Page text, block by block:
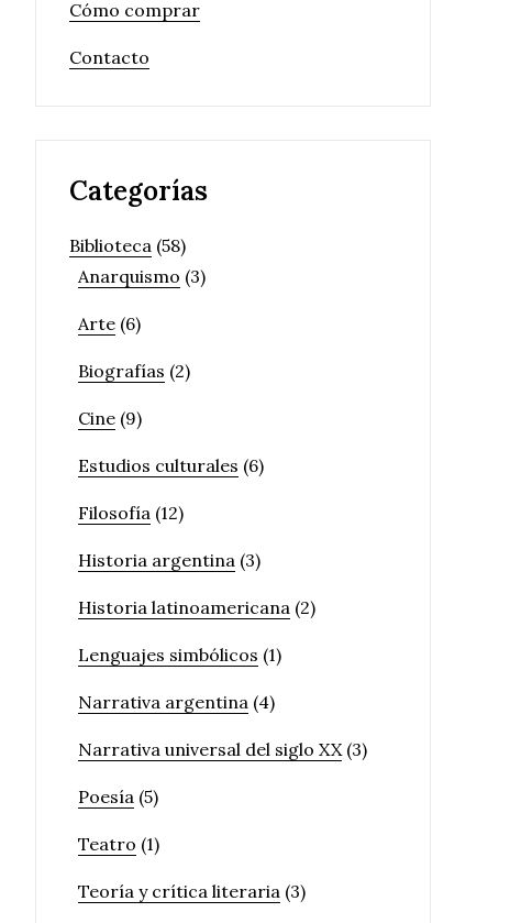
Cómo comprar
Contacto
Categorías
Biblioteca (58)
Anarquismo (3)
Arte (6)
Biografías (2)
Cine (9)
Estudios culturales (6)
Filosofía (12)
Historia argentina (3)
Historia latinoamericana (2)
Lenguajes simbólicos (1)
Narrativa argentina (4)
Narrativa universal del siglo XX(3)
Poesía (5)
Teatro (1)
Teoría y crítica literaria (3)